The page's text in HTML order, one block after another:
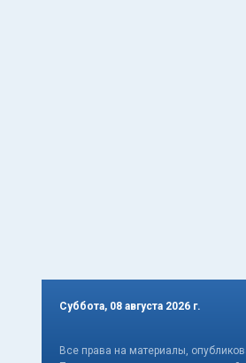
Суббота, 08 августа 2026 г.
Все права на материалы,